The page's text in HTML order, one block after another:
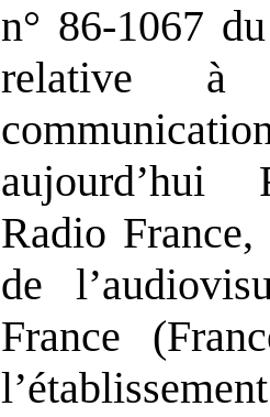
n° 86‑1067
relative
aujourd’hui
Radio
de
France